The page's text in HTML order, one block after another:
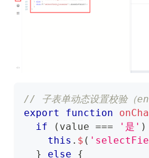
// 子表单动态设置校验
export
function
if
( value === '是' )
this . $ (
}
else
{